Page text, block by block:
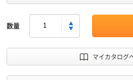
数量
マイカタログ